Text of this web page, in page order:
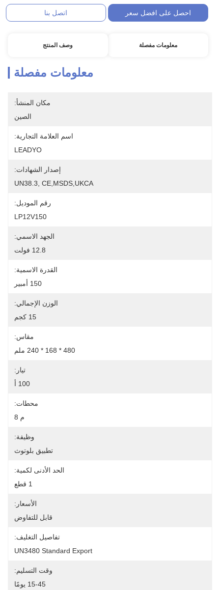
احصل على افضل سعر اتصل بنا
معلومات مفصلة وصف المنتج
معلومات مفصلة
مكان المنشأ:
الصين
اسم العلامة التجارية:
LEADYO
إصدار الشهادات:
UN38.3, CE,MSDS,UKCA
رقم الموديل:
LP12V150
الجهد الاسمي:
12.8 فولت
القدرة الاسمية:
150 أمبير
الوزن الإجمالي:
15 كجم
مقاس:
480 * 168 * 240 ملم
تيار:
100 أ
محطات:
م 8
وظيفة:
تطبيق بلوتوث
الحد الأدنى لكمية:
1 قطع
الأسعار:
قابل للتفاوض
تفاصيل التغليف:
UN3480 Standard Export
وقت التسليم:
15-45 يومًا